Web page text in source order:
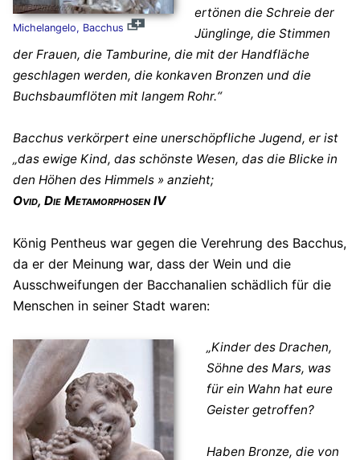
Michelangelo, Bacchus
ertönen die Schreie der
Jünglinge, die Stimmen
der Frauen, die Tamburine, die mit der Handfläche
geschlagen werden, die konkaven Bronzen und die
Buchsbaumflöten mit langem Rohr.“
Bacchus verkörpert eine unerschöpfliche Jugend, er ist
„das ewige Kind, das schönste Wesen, das die Blicke in
den Höhen des Himmels » anzieht;
Ovid, Die Metamorphosen IV
König Pentheus war gegen die Verehrung des Bacchus,
da er der Meinung war, dass der Wein und die
Ausschweifungen der Bacchanalien schädlich für die
Menschen in seiner Stadt waren:
„Kinder des Drachen,
Söhne des Mars, was
für ein Wahn hat eure
Geister getroffen?
Haben Bronze, die von